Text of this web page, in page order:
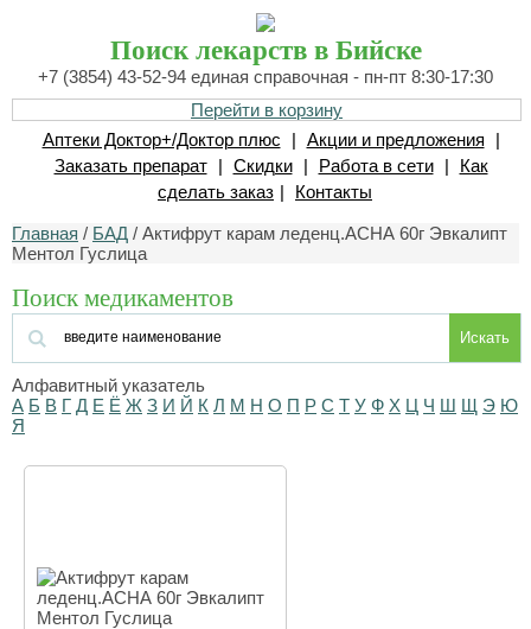
Поиск лекарств в Бийске
+7 (3854) 43-52-94 единая справочная - пн-пт 8:30-17:30
Перейти в корзину
Аптеки Доктор+/Доктор плюс
| Акции и предложения
|
Заказать препарат
| Скидки | Работа в сети |
Как
сделать заказ | Контакты
Главная / БАД / Актифрут карам леденц.АСНА 60г Эвкалипт
Ментол Гуслица
Поиск медикаментов
Искать
Алфавитный указатель
А Б В Г Д Е Ё Ж З И Й К Л М Н О П Р С Т У Ф Х Ц Ч Ш Щ Э Ю
Я